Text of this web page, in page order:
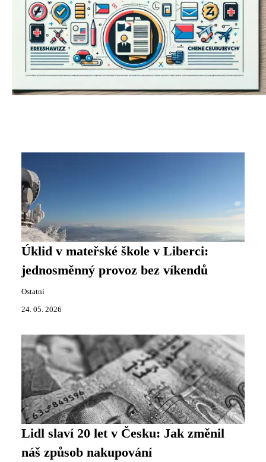
Úklid v mateřské škole v Liberci:
jednosměnný provoz bez víkendů
Ostatní
24. 05. 2026
Lidl slaví 20 let v Česku: Jak změnil
náš způsob nakupování